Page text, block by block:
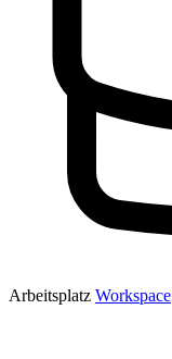
Arbeitsplatz Workspace